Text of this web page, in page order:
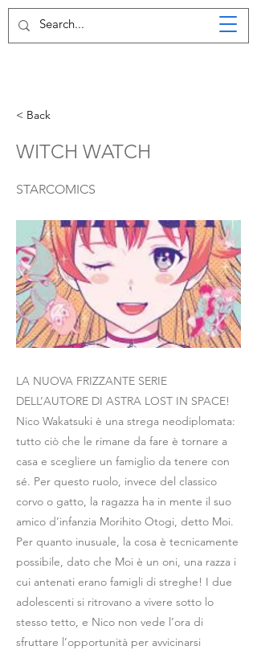
< Back
WITCH WATCH
STARCOMICS
LA NUOVA FRIZZANTE SERIE
DELL’AUTORE DI ASTRA LOST IN SPACE!
Nico Wakatsuki è una strega neodiplomata:
tutto ciò che le rimane da fare è tornare a
casa e scegliere un famiglio da tenere con
sé. Per questo ruolo, invece del classico
corvo o gatto, la ragazza ha in mente il suo
amico d’infanzia Morihito Otogi, detto Moi.
Per quanto inusuale, la cosa è tecnicamente
possibile, dato che Moi è un oni, una razza i
cui antenati erano famigli di streghe! I due
adolescenti si ritrovano a vivere sotto lo
stesso tetto, e Nico non vede l’ora di
sfruttare l’opportunità per avvicinarsi